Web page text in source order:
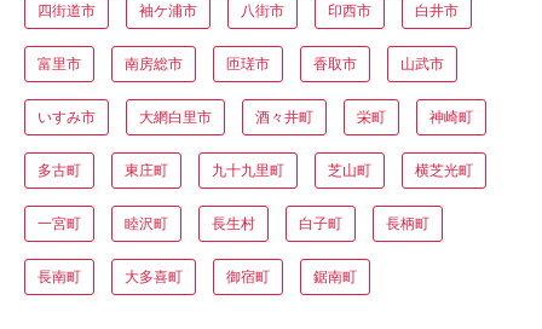
四街道市 袖ケ浦市 八街市 印西市 白井市
富里市 南房総市 匝瑳市 香取市 山武市
いすみ市 大網白里市 酒々井町 栄町 神崎町
多古町 東庄町 九十九里町 芝山町 横芝光町
一宮町 睦沢町 長生村 白子町 長柄町
長南町 大多喜町 御宿町 鋸南町